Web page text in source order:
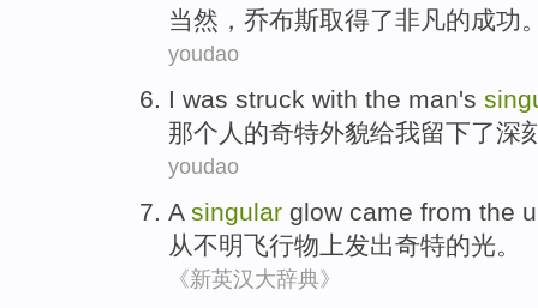
当然 ， 乔布斯取得了非凡的成功
youdao
I was struck with the man's
那个 人的奇特外貌给我留下了深
youdao
A singular glow came from the
从不明飞行物 上发出奇特的光。
《新英汉大辞典》